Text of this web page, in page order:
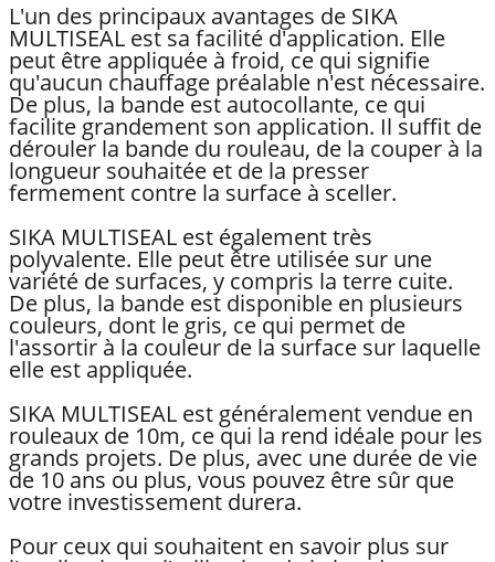
L'un des principaux avantages de SIKA
MULTISEAL est sa facilité d'application. Elle
peut être appliquée à froid, ce qui signifie
qu'aucun chauffage préalable n'est nécessaire.
De plus, la bande est autocollante, ce qui
facilite grandement son application. Il suffit de
dérouler la bande du rouleau, de la couper à la
longueur souhaitée et de la presser
fermement contre la surface à sceller.
SIKA MULTISEAL est également très
polyvalente. Elle peut être utilisée sur une
variété de surfaces, y compris la terre cuite.
De plus, la bande est disponible en plusieurs
couleurs, dont le gris, ce qui permet de
l'assortir à la couleur de la surface sur laquelle
elle est appliquée.
SIKA MULTISEAL est généralement vendue en
rouleaux de 10m, ce qui la rend idéale pour les
grands projets. De plus, avec une durée de vie
de 10 ans ou plus, vous pouvez être sûr que
votre investissement durera.
Pour ceux qui souhaitent en savoir plus sur